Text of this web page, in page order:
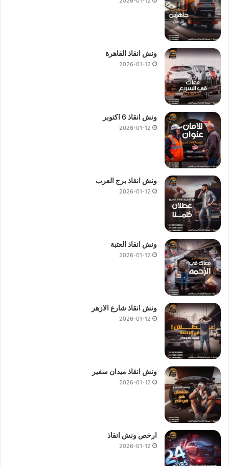
ونش انقاذ القاهرة
2026-01-12
ونش انقاذ 6 اكتوبر
2026-01-12
ونش انقاذ برج العرب
2026-01-12
ونش انقاذ العتبة
2026-01-12
ونش انقاذ شارع الازهر
2026-01-12
ونش انقاذ ميدان سفير
2026-01-12
ارخص ونش انقاذ
2026-01-12